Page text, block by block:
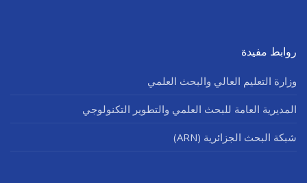
روابط مفيدة
وزارة التعليم العالي والبحث العلمي
المديرية العامة للبحث العلمي والتطوير التكنولوجي
شبكة البحث الجزائرية (ARN)